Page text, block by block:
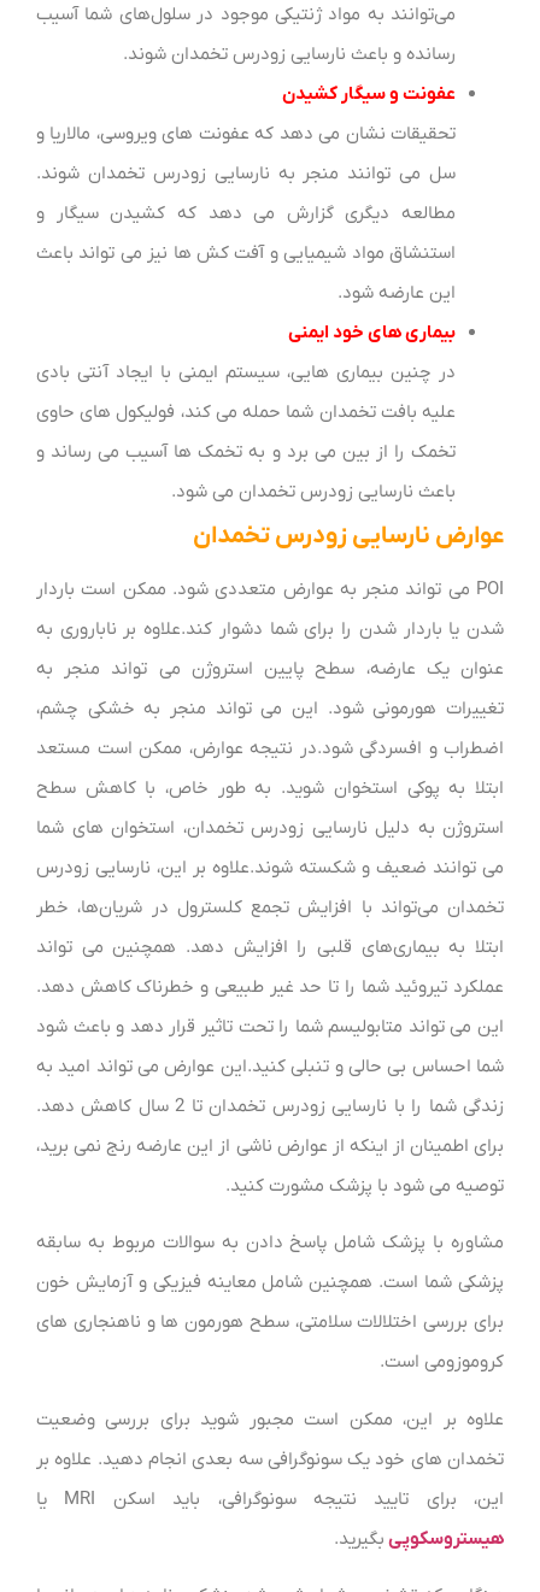
می‌توانند به مواد ژنتیکی موجود در سلول‌های شما آسیب
رسانده و باعث نارسایی زودرس تخمدان شوند.
عفونت و سیگار کشیدن
تحقیقات نشان می دهد که عفونت های ویروسی، مالاریا و
سل می توانند منجر به نارسایی زودرس تخمدان شوند.
مطالعه دیگری گزارش می دهد که کشیدن سیگار و
استنشاق مواد شیمیایی و آفت کش ها نیز می تواند باعث
این عارضه شود.
بیماری های خود ایمنی
در چنین بیماری هایی، سیستم ایمنی با ایجاد آنتی بادی
علیه بافت تخمدان شما حمله می کند، فولیکول های حاوی
تخمک را از بین می برد و به تخمک ها آسیب می رساند و
باعث نارسایی زودرس تخمدان می شود.
عوارض نارسایی زودرس تخمدان
POI می تواند منجر به عوارض متعددی شود. ممکن است باردار
شدن یا باردار شدن را برای شما دشوار کند.علاوه بر ناباروری به
عنوان یک عارضه، سطح پایین استروژن می تواند منجر به
تغییرات هورمونی شود. این می تواند منجر به خشکی چشم،
اضطراب و افسردگی شود.در نتیجه عوارض، ممکن است مستعد
ابتلا به پوکی استخوان شوید. به طور خاص، با کاهش سطح
استروژن به دلیل نارسایی زودرس تخمدان، استخوان های شما
می توانند ضعیف و شکسته شوند.علاوه بر این، نارسایی زودرس
تخمدان می‌تواند با افزایش تجمع کلسترول در شریان‌ها، خطر
ابتلا به بیماری‌های قلبی را افزایش دهد. همچنین می تواند
عملکرد تیروئید شما را تا حد غیر طبیعی و خطرناک کاهش دهد.
این می تواند متابولیسم شما را تحت تاثیر قرار دهد و باعث شود
شما احساس بی حالی و تنبلی کنید.این عوارض می تواند امید به
زندگی شما را با نارسایی زودرس تخمدان تا 2 سال کاهش دهد.
برای اطمینان از اینکه از عوارض ناشی از این عارضه رنج نمی برید،
توصیه می شود با پزشک مشورت کنید.
مشاوره با پزشک شامل پاسخ دادن به سوالات مربوط به سابقه
پزشکی شما است. همچنین شامل معاینه فیزیکی و آزمایش خون
برای بررسی اختلالات سلامتی، سطح هورمون ها و ناهنجاری های
کروموزومی است.
علاوه بر این، ممکن است مجبور شوید برای بررسی وضعیت
تخمدان های خود یک سونوگرافی سه بعدی انجام دهید. علاوه بر
این، برای تایید نتیجه سونوگرافی، باید اسکن MRI یا
هیستروسکوپی بگیرید.